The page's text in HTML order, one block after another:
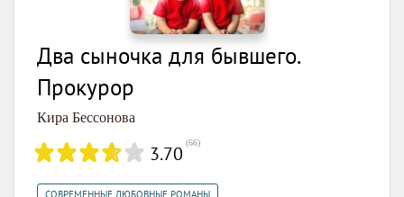
Два сыночка для бывшего.
Прокурор
Кира Бессонова
3.70 (66)
СОВРЕМЕННЫЕ ЛЮБОВНЫЕ РОМАНЫ